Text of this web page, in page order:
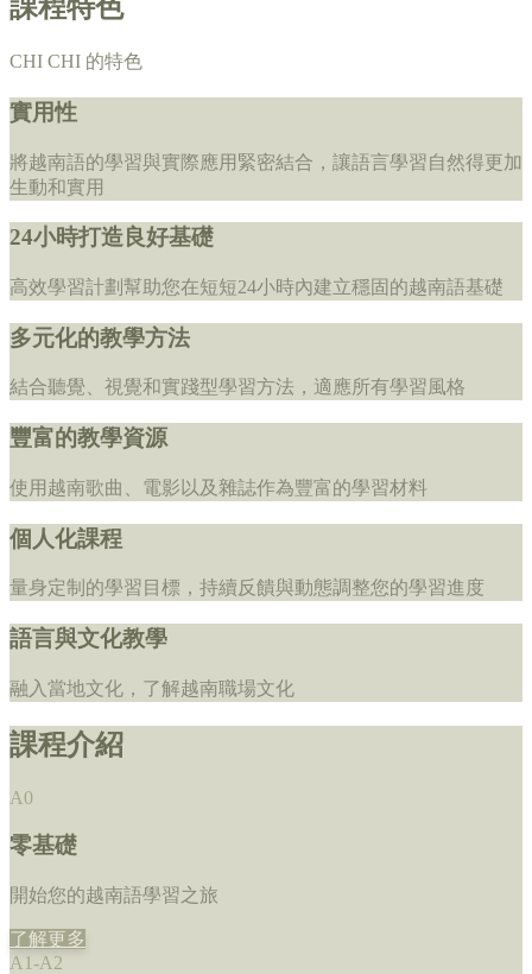
課程特色
CHI CHI 的特色
實用性
將越南語的學習與實際應用緊密結合，讓語言學習自然得更加
生動和實用
24小時打造良好基礎
高效學習計劃幫助您在短短24小時內建立穩固的越南語基礎
多元化的教學方法
結合聽覺、視覺和實踐型學習方法，適應所有學習風格
豐富的教學資源
使用越南歌曲、電影以及雜誌作為豐富的學習材料
個人化課程
量身定制的學習目標，持續反饋與動態調整您的學習進度
語言與文化教學
融入當地文化，了解越南職場文化
課程介紹
A0
零基礎
開始您的越南語學習之旅
了解更多
A1-A2